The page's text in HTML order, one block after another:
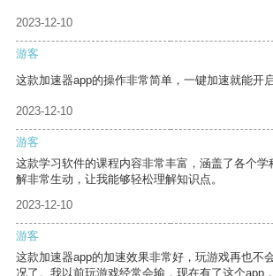
2023-12-10
游客
这款加速器app的操作非常简单，一键加速就能开
2023-12-10
游客
这款学习软件的课程内容非常丰富，涵盖了各个学
解非常生动，让我能够轻松理解知识点。
2023-12-10
游客
这款加速器app的加速效果非常好，玩游戏再也不
况了。我以前玩游戏经常会输，现在有了这个app